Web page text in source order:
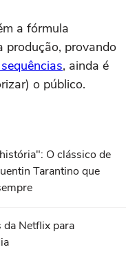
a fórmula
produção, provando
, ainda é
o público.
O clássico de
Tarantino que
Netflix para